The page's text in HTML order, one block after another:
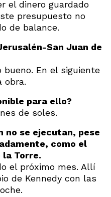
el dinero guardado
presupuesto no
de balance.
San Juan de
En el siguiente
obra.
para ello?
de soles.
no se ejecutan, pese
como el
la Torre.
el próximo mes. Allí
de Kennedy con las